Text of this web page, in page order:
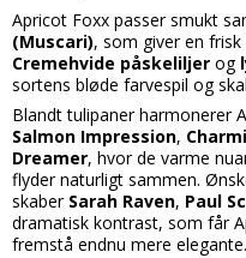
Apricot Foxx passer smukt
(Muscari), som giver en
Cremehvide påskeliljer og
sortens bløde farvespil og
Blandt tulipaner harmonerer
Salmon Impression,
Dreamer, hvor de varme
flyder naturligt sammen.
skaber Sarah Raven, Paul
dramatisk kontrast, som får
fremstå endnu mere elegante.